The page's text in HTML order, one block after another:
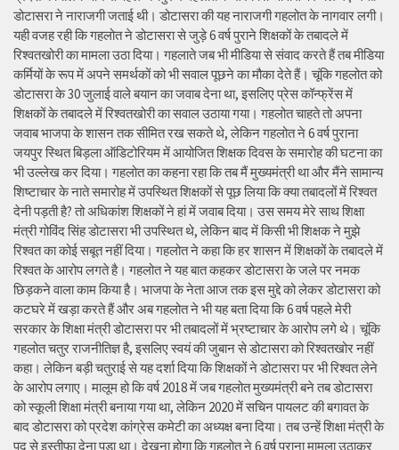
डोटासरा ने नाराजगी जताई थी। डोटासरा की यह नाराजगी गहलोत के नागवार लगी।
यही वजह रही कि गहलोत ने डोटासरा से जुड़े 6 वर्ष पुराने शिक्षकों के तबादले में
रिश्वतखोरी का मामला उठा दिया। गहलाते जब भी मीडिया से संवाद करते हैं तब मीडिया
कर्मियों के रूप में अपने समर्थकों को भी सवाल पूछने का मौका देते हैं। चूंकि गहलोत को
डोटासरा के 30 जुलाई वाले बयान का जवाब देना था, इसलिए प्रेस कॉन्फ्रेंस में
शिक्षकों के तबादले में रिश्वतखोरी का सवाल उठाया गया। गहलोत चाहते तो अपना
जवाब भाजपा के शासन तक सीमित रख सकते थे, लेकिन गहलोत ने 6 वर्ष पुराना
जयपुर स्थित बिड़ला ऑडिटोरियम में आयोजित शिक्षक दिवस के समारोह की घटना का
भी उल्लेख कर दिया। गहलोत का कहना रहा कि तब मैं मुख्यमंत्री था और मैंने सामान्य
शिष्टाचार के नाते समारोह में उपस्थित शिक्षकों से पूछ लिया कि क्या तबादलों में रिश्वत
देनी पड़ती है? तो अधिकांश शिक्षकों ने हां में जवाब दिया। उस समय मेरे साथ शिक्षा
मंत्री गोविंद सिंह डोटासरा भी उपस्थित थे, लेकिन बाद में किसी भी शिक्षक ने मुझे
रिश्वत का कोई सबूत नहीं दिया। गहलोत ने कहा कि हर शासन में शिक्षकों के तबादले में
रिश्वत के आरोप लगते है। गहलोत ने यह बात कहकर डोटासरा के जले पर नमक
छिड़कने वाला काम किया है। भाजपा के नेता आज तक इस मुद्दे को लेकर डोटासरा को
कटघरे में खड़ा करते हैं और अब गहलोत ने भी यह बता दिया कि 6 वर्ष पहले मेरी
सरकार के शिक्षा मंत्री डोटासरा पर भी तबादलों में भ्रष्टाचार के आरोप लगे थे। चूंकि
गहलोत चतुर राजनीतिज्ञ है, इसलिए स्वयं की जुबान से डोटासरा को रिश्वतखोर नहीं
कहा। लेकिन बड़ी चतुराई से यह दर्शा दिया कि शिक्षकों ने डोटासरा पर भी रिश्वत लेने
के आरोप लगाए। मालूम हो कि वर्ष 2018 में जब गहलोत मुख्यमंत्री बने तब डोटासरा
को स्कूली शिक्षा मंत्री बनाया गया था, लेकिन 2020 में सचिन पायलट की बगावत के
बाद डोटासरा को प्रदेश कांग्रेस कमेटी का अध्यक्ष बना दिया। तब उन्हें शिक्षा मंत्री के
पद से इस्तीफा देना पड़ा था। देखना होगा कि गहलोत ने 6 वर्ष पुराना मामला उठाकर